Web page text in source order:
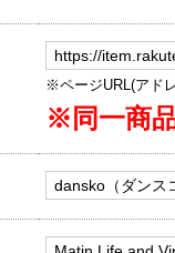
※ページURL(アド
※同一商